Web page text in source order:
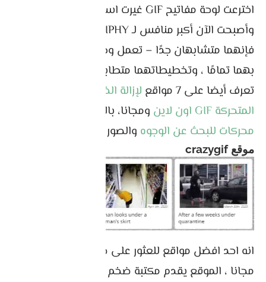
فإنهما متشابهان جدًا – تعمل وظائف البحث الخاصة
بهما تمامًا ، وتخطيطاتهما متطابقة تقريبًا.
تعرف أيضا على 7 مواقع
لإزالة الخلفية من الصورة
المتحركة GIF اون لاين
ومجانا، بالإضافة إلى أفضل 7
محركات للبحث عن الوجوه والصور بدقة
موقع crazygif
مجانا ، الموقع يقدم مكتبة ضخم من صور ، ستجد